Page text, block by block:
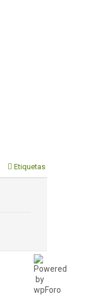
Etiquetas